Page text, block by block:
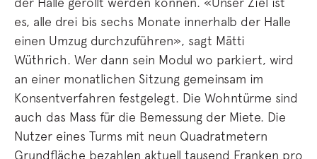
es, alle drei bis sechs Monate innerhalb der Halle
einen Umzug durchzuführen», sagt Mätti
Wüthrich. Wer dann sein Modul wo parkiert, wird
an einer monatlichen Sitzung gemeinsam im
Konsentverfahren festgelegt. Die Wohntürme sind
auch das Mass für die Bemessung der Miete. Die
Nutzer eines Turms mit neun Quadratmetern
Grundfläche bezahlen aktuell tausend Franken pro